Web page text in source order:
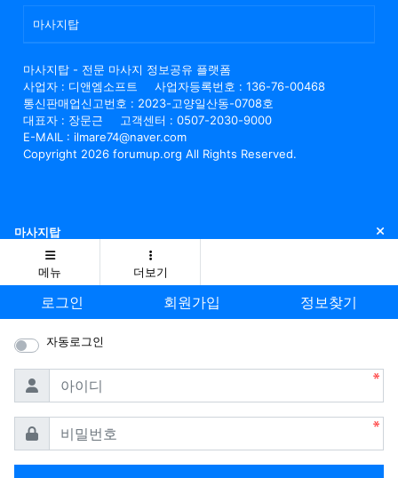
마사지탑
마사지탑 - 전문 마사지 정보공유 플랫폼
사업자 : 디앤엠소프트
사업자등록번호 : 136-76-00468
통신판매업신고번호 : 2023-고양일산동-0708호
대표자 : 장문근
고객센터 : 0507-2030-9000
E-MAIL : ilmare74@naver.com
Copyright 2026 forumup.org All Rights Reserved.
마사지탑 닫
메뉴 더보기
로그인 회원가입 정보찾기
자동로그인
아이디
비밀번호